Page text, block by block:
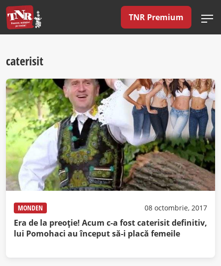
TNR Premium
caterisit
MONDEN 08 octombrie, 2017
Era de la preoție! Acum c-a fost caterisit definitiv,
lui Pomohaci au început să-i placă femeile